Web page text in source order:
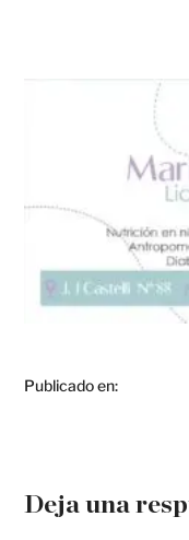
Publicado en:
Deja una